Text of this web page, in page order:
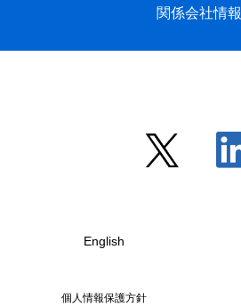
関係会社情報
English
個人情報保護方針